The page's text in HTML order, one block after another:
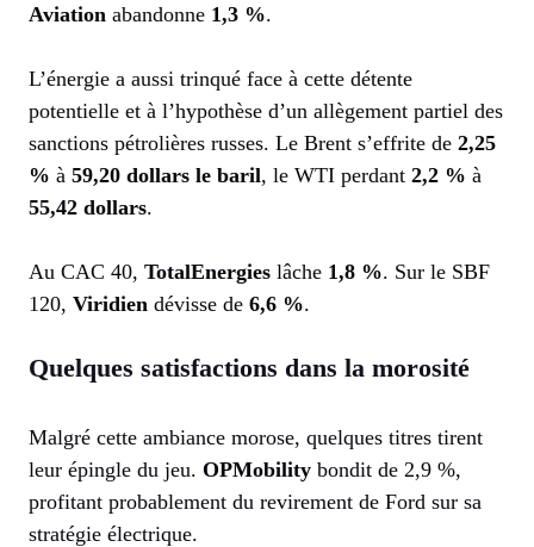
Aviation abandonne 1,3 %.
L’énergie a aussi trinqué face à cette détente
potentielle et à l’hypothèse d’un allègement partiel des
sanctions pétrolières russes. Le Brent s’effrite de 2,25
% à 59,20 dollars le baril, le WTI perdant 2,2 % à
55,42 dollars.
Au CAC 40, TotalEnergies lâche 1,8 %. Sur le SBF
120, Viridien dévisse de 6,6 %.
Quelques satisfactions dans la morosité
Malgré cette ambiance morose, quelques titres tirent
leur épingle du jeu. OPMobility bondit de 2,9 %,
profitant probablement du revirement de Ford sur sa
stratégie électrique.